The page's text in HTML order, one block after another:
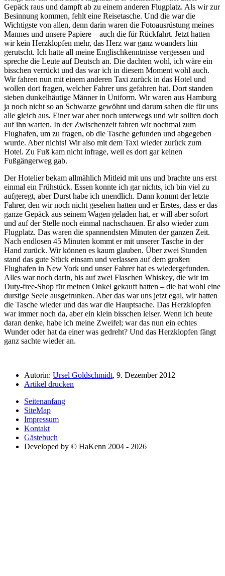
Gepäck raus und dampft ab zu einem anderen Flugplatz. Als wir zur
Besinnung kommen, fehlt eine Reisetasche. Und die war die
Wichtigste von allen, denn darin waren die Fotoausrüstung meines
Mannes und unsere Papiere – auch die für Rückfahrt. Jetzt hatten
wir kein Herzklopfen mehr, das Herz war ganz woanders hin
gerutscht. Ich hatte all meine Englischkenntnisse vergessen und
spreche die Leute auf Deutsch an. Die dachten wohl, ich wäre ein
bisschen verrückt und das war ich in diesem Moment wohl auch.
Wir fahren nun mit einem anderen Taxi zurück in das Hotel und
wollen dort fragen, welcher Fahrer uns gefahren hat. Dort standen
sieben dunkelhäutige Männer in Uniform. Wir waren aus Hamburg
ja noch nicht so an Schwarze gewöhnt und darum sahen die für uns
alle gleich aus. Einer war aber noch unterwegs und wir sollten doch
auf ihn warten. In der Zwischenzeit fahren wir nochmal zum
Flughafen, um zu fragen, ob die Tasche gefunden und abgegeben
wurde. Aber nichts! Wir also mit dem Taxi wieder zurück zum
Hotel. Zu Fuß kam nicht infrage, weil es dort gar keinen
Fußgängerweg gab.
Der Hotelier bekam allmählich Mitleid mit uns und brachte uns erst
einmal ein Frühstück. Essen konnte ich gar nichts, ich bin viel zu
aufgeregt, aber Durst habe ich unendlich. Dann kommt der letzte
Fahrer, den wir noch nicht gesehen hatten und er Erstes, dass er das
ganze Gepäck aus seinem Wagen geladen hat, er will aber sofort
und auf der Stelle noch einmal nachschauen. Er also wieder zum
Flugplatz. Das waren die spannendsten Minuten der ganzen Zeit.
Nach endlosen 45 Minuten kommt er mit unserer Tasche in der
Hand zurück. Wir können es kaum glauben. Über zwei Stunden
stand das gute Stück einsam und verlassen auf dem großen
Flughafen in New York und unser Fahrer hat es wiedergefunden.
Alles war noch darin, bis auf zwei Flaschen Whiskey, die wir im
Duty-free-Shop für meinen Onkel gekauft hatten – die hat wohl eine
durstige Seele ausgetrunken. Aber das war uns jetzt egal, wir hatten
die Tasche wieder und das war die Hauptsache. Das Herzklopfen
war immer noch da, aber ein klein bisschen leiser. Wenn ich heute
daran denke, habe ich meine Zweifel; war das nun ein echtes
Wunder oder hat da einer was gedreht? Und das Herzklopfen fängt
ganz sachte wieder an.
Autorin: Ursel Goldschmidt, 9. Dezember 2012
Artikel drucken
Seitenanfang
SiteMap
Impressum
Kontakt
Gästebuch
Developed by © HaKenn 2004 - 2026